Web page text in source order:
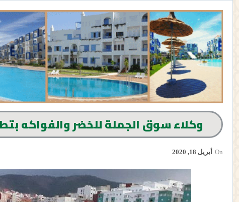
وكلاء سوق الجملة للخضر والفواكه
On أبريل 18, 2020